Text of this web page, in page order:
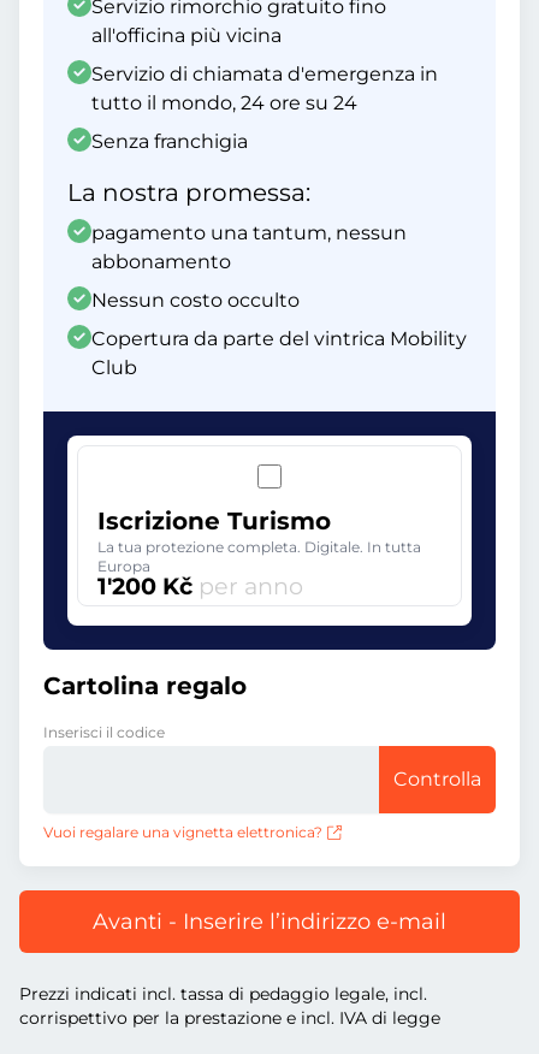
Servizio rimorchio gratuito fino
all'officina più vicina
Servizio di chiamata d'emergenza in
tutto il mondo, 24 ore su 24
Senza franchigia
La nostra promessa:
pagamento una tantum, nessun
abbonamento
Nessun costo occulto
Copertura da parte del vintrica Mobility
Club
Iscrizione Turismo
La tua protezione completa. Digitale. In tutta
Europa
1'200 Kč per anno
Cartolina regalo
Inserisci il codice
Controlla
Vuoi regalare una vignetta elettronica?
Avanti - Inserire l’indirizzo e-mail
Prezzi indicati incl. tassa di pedaggio legale, incl.
corrispettivo per la prestazione e incl. IVA di legge